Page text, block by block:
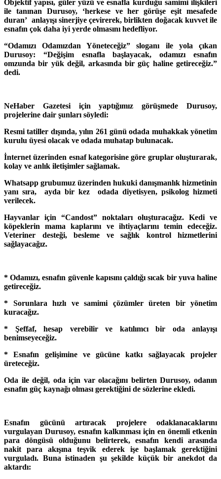
Objektif yapısı, güler yüzü ve esnafla kurduğu samimi ilişkileri
ile tanınan Durusoy, ‘herkese ve her görüşe eşit mesafede
duran’ anlayışı sinerjiye çevirerek, birlikten doğacak kuvvet ile
esnafın çok daha iyi yerde olmasını hedefliyor.
“Odamızı Odamızdan Yöneteceğiz” sloganı ile yola çıkan
Durusoy: “Değişim esnafla başlayacak, odamızı esnafın
omzunda bir yük değil, arkasında bir güç haline getireceğiz.”
dedi.
NeHaber Gazetesi için yaptığımız görüşmede Durusoy,
projelerine dair şunları söyledi:
Resmi tatiller dışında, yılın 261 günü odada muhakkak yönetim
kurulu üyesi olacak ve odada muhatap bulunacak.
İnternet üzerinden esnaf kategorisine göre gruplar oluşturarak,
kolay ve anlık iletişimler sağlamak.
Whatsapp grubumuz üzerinden hukuki danışmanlık hizmetinin
yanı sıra, ayda bir kez odada diyetisyen, psikolog hizmeti
verilecek.
Hayvanlar için “Candost” noktaları oluşturacağız. Kedi ve
köpeklerin mama kaplarını ve ihtiyaçlarını temin edeceğiz.
Veteriner desteği, besleme ve sağlık kontrol hizmetlerini
sağlayacağız.
* Odamızı, esnafın güvenle kapısını çaldığı sıcak bir yuva haline
getireceğiz.
* Sorunlara hızlı ve samimi çözümler üreten bir yönetim
kuracağız.
* Şeffaf, hesap verebilir ve katılımcı bir oda anlayışı
benimseyeceğiz.
* Esnafın gelişimine ve gücüne katkı sağlayacak projeler
üreteceğiz.
Oda ile değil, oda için var olacağını belirten Durusoy, odanın
esnafın güç kaynağı olması gerektiğini de sözlerine ekledi.
Esnafın gücünü artıracak projelere odaklanacaklarını
vurgulayan Durusoy, esnafın kalkınması için en önemli etkenin
para döngüsü olduğunu belirterek, esnafın kendi arasında
nakit para akışına teşvik ederek işe başlamak gerektiğini
vurguladı. Buna istinaden şu şekilde küçük bir anekdot da
aktardı: